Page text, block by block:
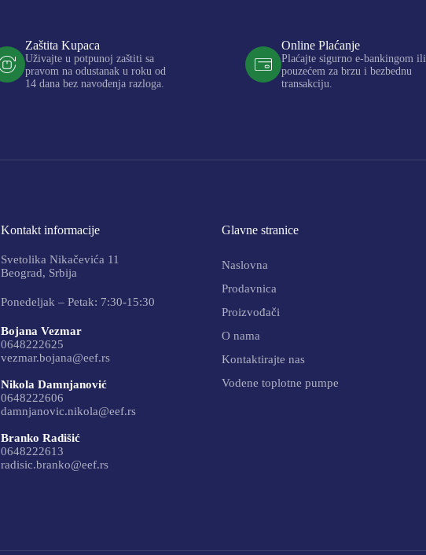
Zaštita Kupaca
Uživajte u potpunoj zaštiti sa
pravom na odustanak u roku od
14 dana bez navođenja razloga.
Online Plaćanje
Plaćajte sigurno e-bankingom ili
pouzećem za brzu i bezbednu
transakciju.
Kontakt informacije
Svetolika Nikačevića 11
Beograd, Srbija
Ponedeljak – Petak: 7:30-15:30
Bojana Vezmar
0648222625
vezmar.bojana@eef.rs
Nikola Damnjanović
0648222606
damnjanovic.nikola@eef.rs
Branko Radišić
0648222613
radisic.branko@eef.rs
Glavne stranice
Naslovna
Prodavnica
Proizvođači
O nama
Kontaktirajte nas
Vodene toplotne pumpe